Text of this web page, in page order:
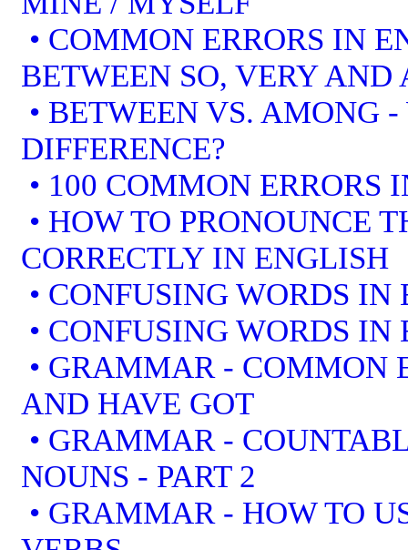
• COMMON ERRORS IN
BETWEEN SO, VERY AND
• BETWEEN VS. AMONG
DIFFERENCE?
• 100 COMMON ERRORS
• HOW TO PRONOUNCE
CORRECTLY IN ENGLISH
• CONFUSING WORDS
• CONFUSING WORDS
• GRAMMAR - COMMON
AND HAVE GOT
• GRAMMAR -
NOUNS - PART 2
• GRAMMAR - HOW TO